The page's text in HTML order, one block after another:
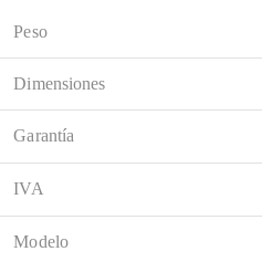
Peso
Dimensiones
Garantía
IVA
Modelo